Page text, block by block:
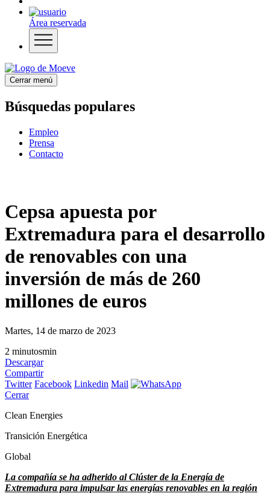
Área reservada
Cerrar menú
Búsquedas populares
Empleo
Prensa
Contacto
Cepsa apuesta por
Extremadura para el desarrollo
de renovables con una
inversión de más de 260
millones de euros
Martes, 14 de marzo de 2023
2 minutosmin
Descargar
Compartir
Twitter Facebook Linkedin Mail
Cerrar
Clean Energies
Transición Energética
Global
La compañía se ha adherido al Clúster de la Energía de
Extremadura para impulsar las energías renovables en la región